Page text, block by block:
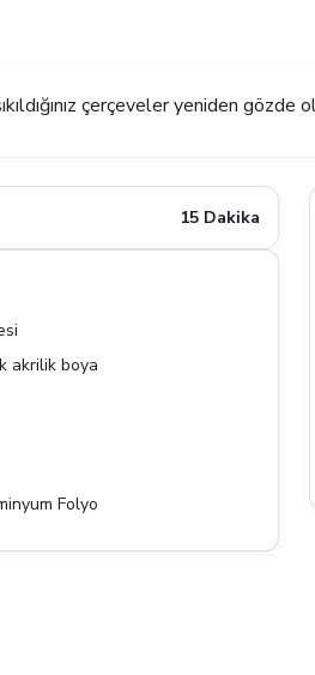
çerçeveler yeniden
15 Dakika
akrilik boya
Folyo